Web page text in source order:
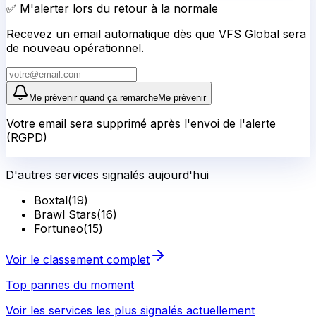
✅ M'alerter lors du retour à la normale
Recevez un email automatique dès que VFS Global sera
de nouveau opérationnel.
Me prévenir quand ça remarcheMe prévenir
Votre email sera supprimé après l'envoi de l'alerte
(RGPD)
D'autres services signalés aujourd'hui
Boxtal(19)
Brawl Stars(16)
Fortuneo(15)
Voir le classement complet
Top pannes du moment
Voir les services les plus signalés actuellement